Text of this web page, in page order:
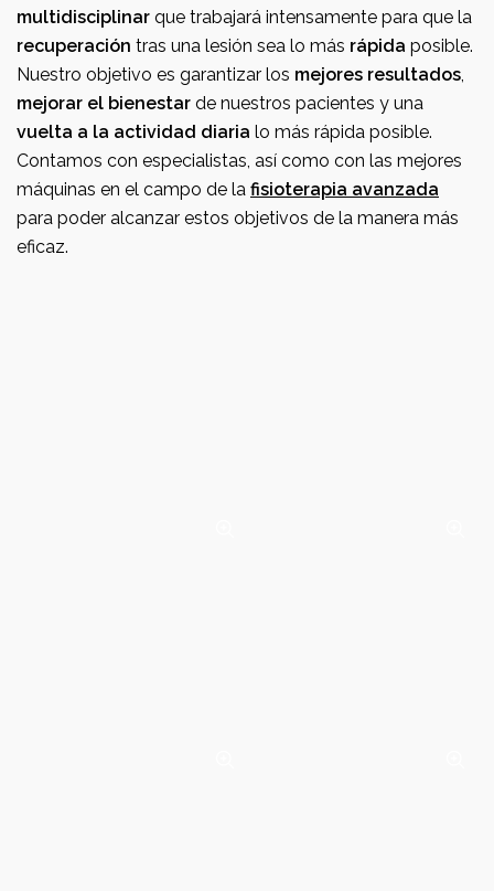
multidisciplinar que trabajará intensamente para que la
recuperación tras una lesión sea lo más rápida posible.
Nuestro objetivo es garantizar los mejores resultados,
mejorar el bienestar de nuestros pacientes y una
vuelta a la actividad diaria lo más rápida posible.
Contamos con especialistas, así como con las mejores
máquinas en el campo de la fisioterapia avanzada
para poder alcanzar estos objetivos de la manera más
eficaz.